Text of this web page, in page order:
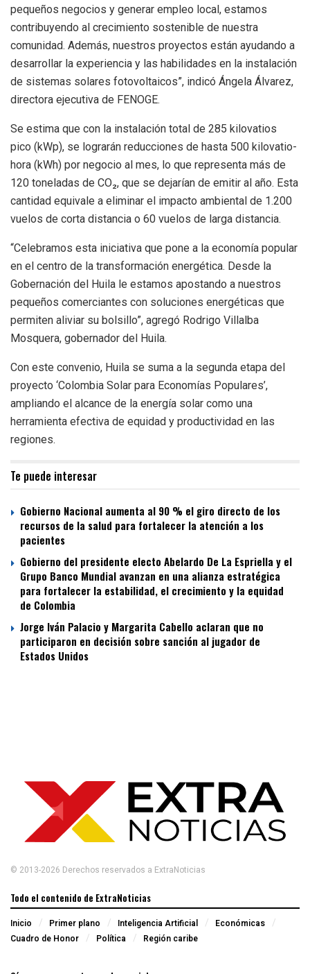
pequeños negocios y generar empleo local, estamos
contribuyendo al crecimiento sostenible de nuestra
comunidad. Además, nuestros proyectos están ayudando a
desarrollar la experiencia y las habilidades en la instalación
de sistemas solares fotovoltaicos”, indicó Ángela Álvarez,
directora ejecutiva de FENOGE.
Se estima que con la instalación total de 285 kilovatios
pico (kWp), se lograrán reducciones de hasta 500 kilovatio-
hora (kWh) por negocio al mes, lo que representa más de
120 toneladas de CO₂, que se dejarían de emitir al año. Esta
cantidad equivale a eliminar el impacto ambiental de 1.200
vuelos de corta distancia o 60 vuelos de larga distancia.
“Celebramos esta iniciativa que pone a la economía popular
en el centro de la transformación energética. Desde la
Gobernación del Huila le estamos apostando a nuestros
pequeños comerciantes con soluciones energéticas que
permiten aliviar su bolsillo”, agregó Rodrigo Villalba
Mosquera, gobernador del Huila.
Con este convenio, Huila se suma a la segunda etapa del
proyecto ‘Colombia Solar para Economías Populares’,
ampliando el alcance de la energía solar como una
herramienta efectiva de equidad y productividad en las
regiones.
Te puede interesar
Gobierno Nacional aumenta al 90 % el giro directo de los
recursos de la salud para fortalecer la atención a los
pacientes
Gobierno del presidente electo Abelardo De La Espriella y el
Grupo Banco Mundial avanzan en una alianza estratégica
para fortalecer la estabilidad, el crecimiento y la equidad
de Colombia
Jorge Iván Palacio y Margarita Cabello aclaran que no
participaron en decisión sobre sanción al jugador de
Estados Unidos
© 2013-2026 Derechos reservados a ExtraNoticias
Todo el contenido de ExtraNoticias
Inicio Primer plano Inteligencia Artificial
Económicas
Cuadro de Honor
Política Región caribe